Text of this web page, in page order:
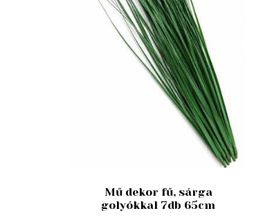
Mű dekor fű, sárga
golyókkal 7db 65cm